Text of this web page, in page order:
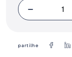
partilhe